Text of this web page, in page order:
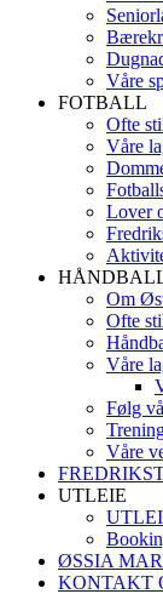
Våre
FOTBALL
Ofte
Våre
Lover
Om
Ofte
Våre
Følg
Våre
UTLEIE
ØSSIA
KONTAKT